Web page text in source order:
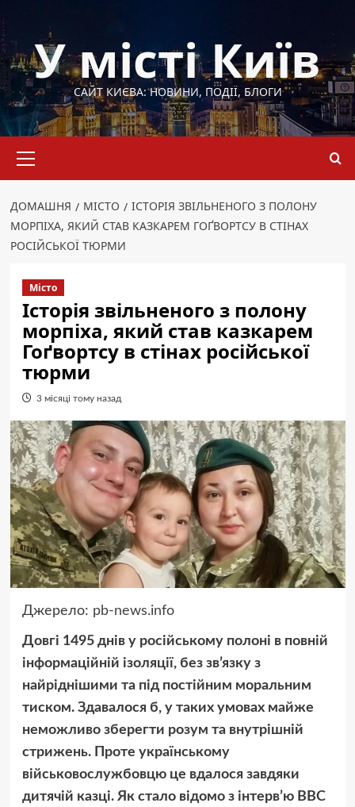
до
вмістуУ місті Київ
САЙТ КИЄВА: НОВИНИ, ПОДІЇ, БЛОГИ
меню
ДОМАШНЯ МІСТО
ІСТОРІЯ ЗВІЛЬНЕНОГО З ПОЛОНУ
МОРПІХА, ЯКИЙ СТАВ КАЗКАРЕМ ГОҐВОРТСУ В СТІНАХ
РОСІЙСЬКОЇ ТЮРМИ
Місто
Історія звільненого з полону
морпіха, який став казкарем
Гоґвортсу в стінах російської
тюрми
3 місяці тому назад
Джерело: pb-news.info
Довгі 1495 днів у російському полоні в повній
інформаційній ізоляції, без зв’язку з
найріднішими та під постійним моральним
тиском. Здавалося б, у таких умовах майже
неможливо зберегти розум та внутрішній
стрижень. Проте українському
військовослужбовцю це вдалося завдяки
дитячій казці. Як стало відомо з інтерв’ю BBC